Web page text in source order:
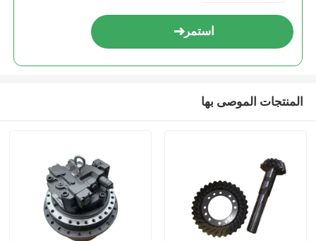
استمر
المنتجات الموصى بها